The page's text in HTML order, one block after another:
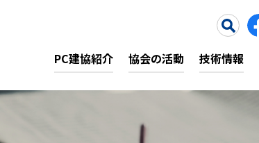
PC建協紹介 協会の活動 技術情報